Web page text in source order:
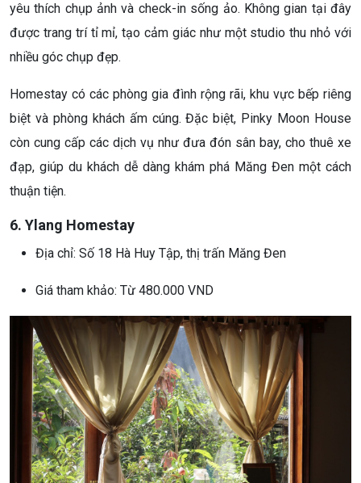
yêu thích chụp ảnh và check-in sống ảo. Không gian tại đây
được trang trí tỉ mỉ, tạo cảm giác như một studio thu nhỏ với
nhiều góc chụp đẹp.
Homestay có các phòng gia đình rộng rãi, khu vực bếp riêng
biệt và phòng khách ấm cúng. Đặc biệt, Pinky Moon House
còn cung cấp các dịch vụ như đưa đón sân bay, cho thuê xe
đạp, giúp du khách dễ dàng khám phá Măng Đen một cách
thuận tiện.
6. Ylang Homestay
Địa chỉ: Số 18 Hà Huy Tập, thị trấn Măng Đen
Giá tham khảo: Từ 480.000 VND